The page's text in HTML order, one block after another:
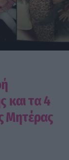
και τα 4
Μητέρας